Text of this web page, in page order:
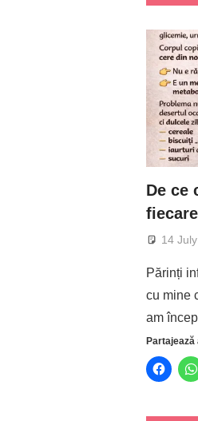
De ce
14
Părinți
cu mine
am
Partajează